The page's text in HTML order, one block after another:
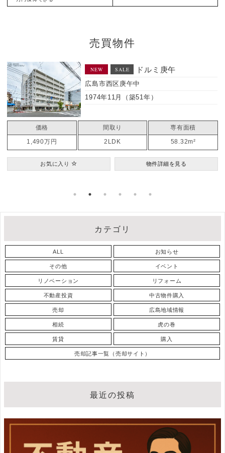
売買物件
NEW SALE ドルミ庚午
広島市西区庚午中
1974年11月（築51年）
価格
1,490万円
間取り
2LDK
専有面積
58.32m²
お気に入り 物件詳細を見る
カテゴリ
ALL お知らせ
その他 イベント
リノベーション リフォーム
不動産投資 中古物件購入
売却 広島地域情報
相続 虎の巻
賃貸 購入
売却記事一覧（売却サイト）
最近の投稿